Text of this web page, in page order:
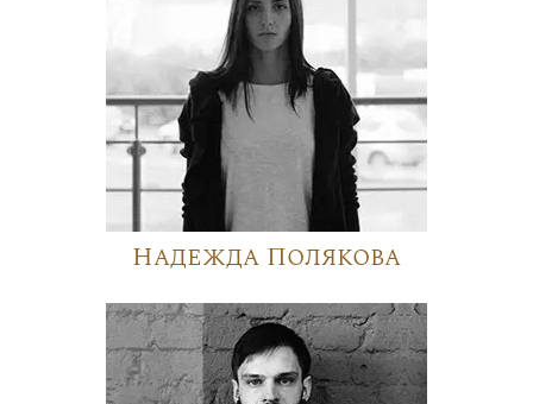
Надежда Полякова